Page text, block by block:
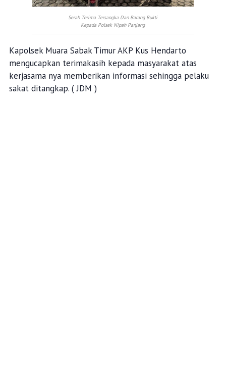
Serah Terima Tersangka Dan Barang Bukti
Kepada Polsek Nipah Panjang
Kapolsek Muara Sabak Timur AKP Kus Hendarto
mengucapkan terimakasih kepada masyarakat atas
kerjasama nya memberikan informasi sehingga pelaku
sakat ditangkap. ( JDM )